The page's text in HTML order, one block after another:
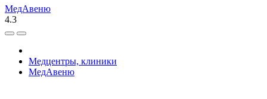
МедАвеню
4.3
Медцентры, клиники
МедАвеню